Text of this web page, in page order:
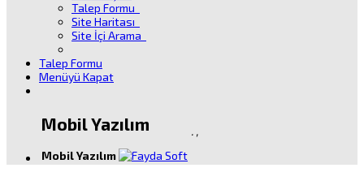
Talep Formu
Site Haritası
Site İçi Arama
Talep Formu
Menüyü Kapat
Mobil Yazılım
Mobil Yazılım
. ,